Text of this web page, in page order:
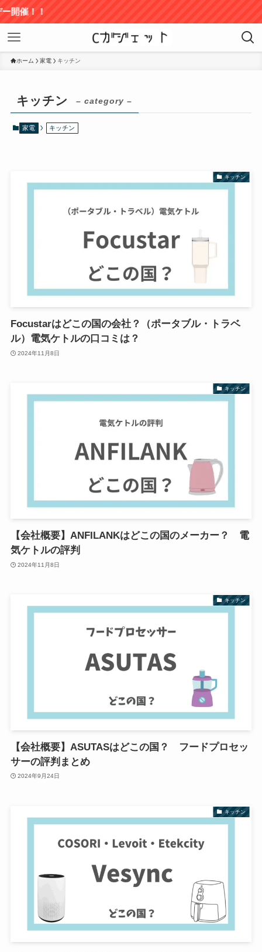
！！
ホーム 家電 キッチン
キッチン – category –
家電 キッチン
キッチン
Focustarはどこの国の会社？（ポータブル・トラベ
ル）電気ケトルの口コミは？
2024年11月8日
キッチン
【会社概要】ANFILANKはどこの国のメーカー？ 電
気ケトルの評判
2024年11月8日
キッチン
【会社概要】ASUTASはどこの国？ フードプロセッ
サーの評判まとめ
2024年9月24日
キッチン